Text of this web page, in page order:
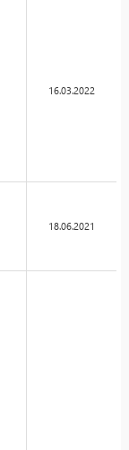
16.03.2022
18.06.2021